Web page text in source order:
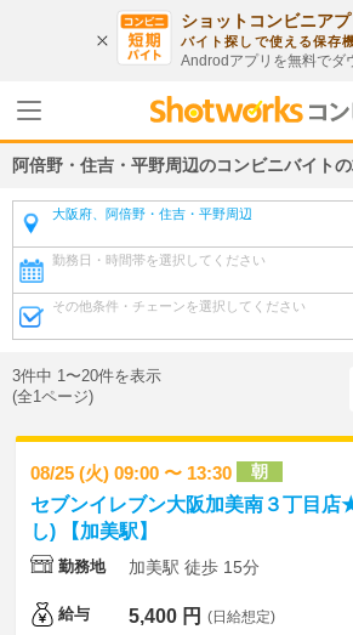
ショットコンビニア
バイト探しで使える保存
Androdアプリを無料でダ
阿倍野・住吉・平野周辺のコンビニバイト
大阪府、阿倍野・住吉・平野周辺
勤務日・時間帯を選択してください
その他条件・チェーンを選択してください
3件中 1〜20件を表示
(全1ページ)
08/25 (火) 09:00 〜 13:30 朝
セブンイレブン大阪加美南３丁目
し) 【加美駅】
勤務地 加美駅 徒歩 15分
給与 5,400 円 (日給想定)